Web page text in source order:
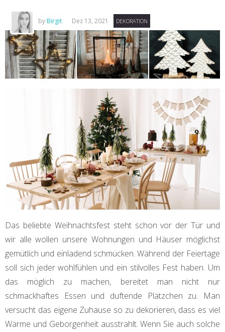
by Birgit Dez 13, 2021 DEKORATION
Das beliebte Weihnachtsfest steht schon vor der Tür und
wir alle wollen unsere Wohnungen und Häuser möglichst
gemütlich und einladend schmücken. Während der Feiertage
soll sich jeder wohlfühlen und ein stilvolles Fest haben. Um
das möglich zu machen, bereitet man nicht nur
schmackhaftes Essen und duftende Plätzchen zu. Man
versucht das eigene Zuhause so zu dekorieren, dass es viel
Wärme und Geborgenheit ausstrahlt. Wenn Sie auch solche